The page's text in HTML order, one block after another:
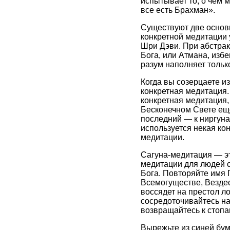
все есть Брахман».
Существуют две
конкретной
Шри Дэви. При
Бога, или Атмана,
разум наполняет
Когда вы созерцаете
конкретная
конкретная
Бесконечном Свете
последний — к
используется некая
медитации.
Сагуна-медитация —
медитации для людей
Бога. Повторяйте имя
Всемогуществе,
воссядет на престол
сосредоточивайтесь
возвращайтесь к
Вырежьте из синей